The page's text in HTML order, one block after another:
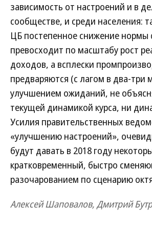
зависимость от настроений и в
сообществе, и среди населения:
ЦБ постепенное снижение нормы
превосходит по масштабу рост
доходов, а всплески
предваряются (с лагом в два-три
улучшением ожиданий, не
текущей динамикой курса, ни
Усилия правительственных
«улучшению настроений»,
будут давать в 2018 году
кратковременный, быстро
разочарованием по сценарию
Алексей Шаповалов, Дмитрий